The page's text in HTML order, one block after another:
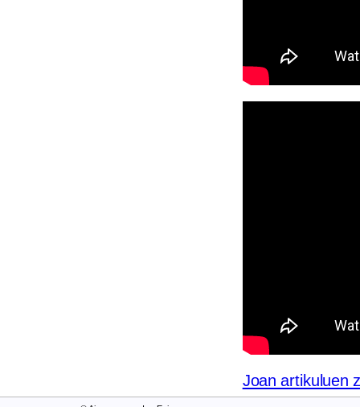
Joan artikuluen